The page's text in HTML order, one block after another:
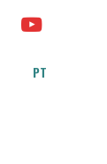
PT